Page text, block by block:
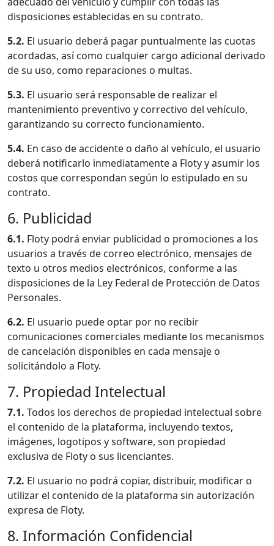
disposiciones establecidas en su contrato.
5.2. El usuario deberá pagar puntualmente las cuotas
acordadas, así como cualquier cargo adicional derivado
de su uso, como reparaciones o multas.
5.3. El usuario será responsable de realizar el
mantenimiento preventivo y correctivo del vehículo,
garantizando su correcto funcionamiento.
5.4. En caso de accidente o daño al vehículo, el usuario
deberá notificarlo inmediatamente a Floty y asumir los
costos que correspondan según lo estipulado en su
contrato.
6. Publicidad
6.1. Floty podrá enviar publicidad o promociones a los
usuarios a través de correo electrónico, mensajes de
texto u otros medios electrónicos, conforme a las
disposiciones de la Ley Federal de Protección de Datos
Personales.
6.2. El usuario puede optar por no recibir
comunicaciones comerciales mediante los mecanismos
de cancelación disponibles en cada mensaje o
solicitándolo a Floty.
7. Propiedad Intelectual
7.1. Todos los derechos de propiedad intelectual sobre
el contenido de la plataforma, incluyendo textos,
imágenes, logotipos y software, son propiedad
exclusiva de Floty o sus licenciantes.
7.2. El usuario no podrá copiar, distribuir, modificar o
utilizar el contenido de la plataforma sin autorización
expresa de Floty.
8. Información Confidencial